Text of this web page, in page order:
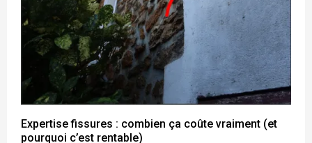
Expertise fissures : combien ça coûte vraiment (et
pourquoi c’est rentable)